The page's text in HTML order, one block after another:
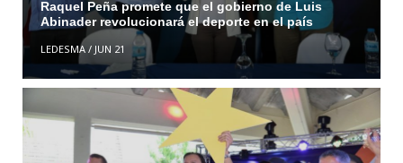
Raquel Peña promete que el gobierno de Luis
Abinader revolucionará el deporte en el país
LEDESMA/ JUN 21